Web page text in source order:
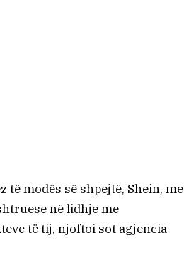
modës së shpejtë, Shein, me
në lidhje me
të tij, njoftoi sot agjencia